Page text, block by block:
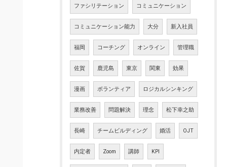
ファシリテーション コミュニケーション
コミュニケーション能力 大分 新入社員
福岡 コーチング オンライン 管理職
佐賀 鹿児島 東京 関東 効果
漫画 ボランティア ロジカルシンキング
業務改善 問題解決 理念 松下幸之助
長崎 チームビルディング 婚活 OJT
内定者 Zoom 講師 KPI